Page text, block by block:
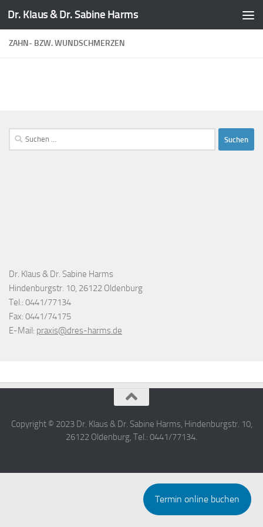
Zum Inhalt springen
Dr. Klaus & Dr. Sabine Harms
ZAHN- BZW. WUNDSCHMERZEN
Suchen
nach:
Dr. Klaus & Dr. Sabine Harms
Hindenburgstr. 10, 26122 Oldenburg
Tel.: 0441/77134
Fax: 0441/74175
E-Mail: praxis@dres-harms.de
Copyright © 2023 Dr. Klaus & Dr. Sabine Harms, Hindenburgstr. 10,
26122 Oldenburg, Tel.: 0441/77134.
Termin online buchen